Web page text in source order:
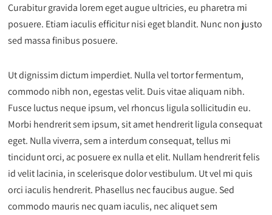
Curabitur gravida lorem eget augue ultricies, eu pharetra mi
posuere. Etiam iaculis efficitur nisi eget blandit. Nunc non justo
sed massa finibus posuere.
Ut dignissim dictum imperdiet. Nulla vel tortor fermentum,
commodo nibh non, egestas velit. Duis vitae aliquam nibh.
Fusce luctus neque ipsum, vel rhoncus ligula sollicitudin eu.
Morbi hendrerit sem ipsum, sit amet hendrerit ligula consequat
eget. Nulla viverra, sem a interdum consequat, tellus mi
tincidunt orci, ac posuere ex nulla et elit. Nullam hendrerit felis
id velit lacinia, in scelerisque dolor vestibulum. Ut vel mi quis
orci iaculis hendrerit. Phasellus nec faucibus augue. Sed
commodo mauris nec quam iaculis, nec aliquet sem